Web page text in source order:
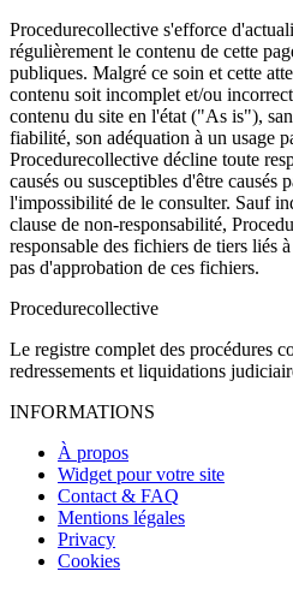
Procedurecollective s'efforce
régulièrement le contenu de cette
publiques. Malgré ce soin et cette
contenu soit incomplet et/ou
contenu du site en l'état ("As is"),
fiabilité, son adéquation à un usage
Procedurecollective décline toute
causés ou susceptibles d'être
l'impossibilité de le consulter. Sauf
clause de non-responsabilité,
responsable des fichiers de tiers liés
pas d'approbation de ces fichiers.
Procedurecollective
Le registre complet des procédures
redressements et liquidations
INFORMATIONS
À propos
Widget pour votre site
Contact & FAQ
Mentions légales
Privacy
Cookies